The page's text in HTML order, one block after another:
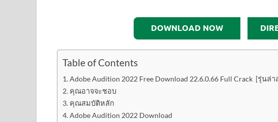
DOWNLOAD NOW
Table of Contents
Adobe Audition 2022 Free Download 22.6.0.66 Full Crack [รุ่นล่า
คุณอาจจะชอบ
คุณสมบัติหลัก
Adobe Audition 2022 Download